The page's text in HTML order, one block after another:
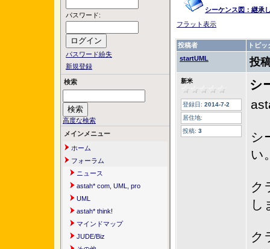
パスワード:
パスワード紛失
新規登録
検索
高度な検索
メインメニュー
ホーム
フォーラム
ニュース
astah* com, UML, pro
UML
astah* think!
マインドマップ
JUDE/Biz
シーケンス図：継承
フラット表示
投稿者
トピッ
startUML
投
新米
登録日: 2014-7-2
居住地:
投稿: 3
シ
シ
い
ク
し
ク